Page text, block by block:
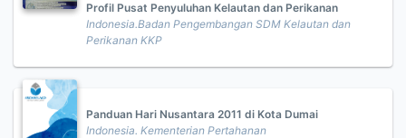
Profil Pusat Penyuluhan Kelautan dan Perikanan
Indonesia.Badan Pengembangan SDM Kelautan dan
Perikanan KKP
Panduan Hari Nusantara 2011 di Kota Dumai
Indonesia. Kementerian Pertahanan